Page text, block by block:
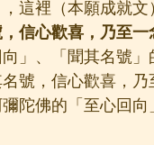
這裡（本願成就
信心歡喜，乃至
」、「聞其名號
號，信心歡喜，
陀佛的「至心回向